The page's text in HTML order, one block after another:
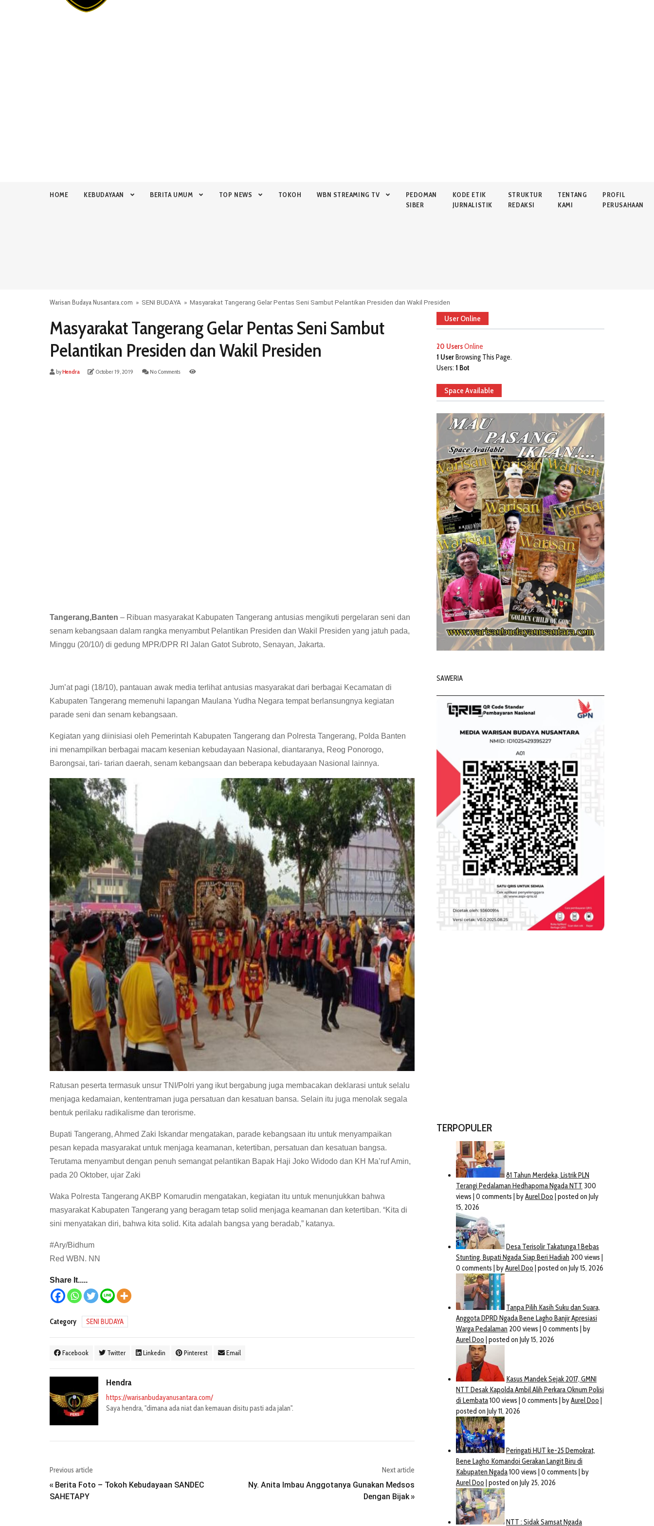
HOME KEBUDAYAAN BERITA UMUM TOP NEWS TOKOH WBN STREAMING TV
PEDOMAN
SIBER
KODE ETIK
JURNALISTIK
STRUKTUR
REDAKSI
TENTANG
KAMI
PROFIL
PERUSAHAAN
Warisan Budaya Nusantara.com » SENI BUDAYA » Masyarakat Tangerang Gelar Pentas Seni Sambut Pelantikan Presiden dan Wakil Presiden
Masyarakat Tangerang Gelar Pentas Seni Sambut
Pelantikan Presiden dan Wakil Presiden
byHendra October 19, 2019 No Comments
Tangerang,Banten – Ribuan masyarakat Kabupaten Tangerang antusias mengikuti pergelaran seni dan
senam kebangsaan dalam rangka menyambut Pelantikan Presiden dan Wakil Presiden yang jatuh pada,
Minggu (20/10/) di gedung MPR/DPR RI Jalan Gatot Subroto, Senayan, Jakarta.
Jum’at pagi (18/10), pantauan awak media terlihat antusias masyarakat dari berbagai Kecamatan di
Kabupaten Tangerang memenuhi lapangan Maulana Yudha Negara tempat berlansungnya kegiatan
parade seni dan senam kebangsaan.
Kegiatan yang diinisiasi oleh Pemerintah Kabupaten Tangerang dan Polresta Tangerang, Polda Banten
ini menampilkan berbagai macam kesenian kebudayaan Nasional, diantaranya, Reog Ponorogo,
Barongsai, tari- tarian daerah, senam kebangsaan dan beberapa kebudayaan Nasional lainnya.
Ratusan peserta termasuk unsur TNI/Polri yang ikut bergabung juga membacakan deklarasi untuk selalu
menjaga kedamaian, kententraman juga persatuan dan kesatuan bansa. Selain itu juga menolak segala
bentuk perilaku radikalisme dan terorisme.
Bupati Tangerang, Ahmed Zaki Iskandar mengatakan, parade kebangsaan itu untuk menyampaikan
pesan kepada masyarakat untuk menjaga keamanan, ketertiban, persatuan dan kesatuan bangsa.
Terutama menyambut dengan penuh semangat pelantikan Bapak Haji Joko Widodo dan KH Ma’ruf Amin,
pada 20 Oktober, ujar Zaki
Waka Polresta Tangerang AKBP Komarudin mengatakan, kegiatan itu untuk menunjukkan bahwa
masyarakat Kabupaten Tangerang yang beragam tetap solid menjaga keamanan dan ketertiban. “Kita di
sini menyatakan diri, bahwa kita solid. Kita adalah bangsa yang beradab,” katanya.
#Ary/Bidhum
Red WBN. NN
Share It.....
Category SENI BUDAYA
Facebook Twitter Linkedin Pinterest Email
Hendra
https://warisanbudayanusantara.com/
Saya hendra, "dimana ada niat dan kemauan disitu pasti ada jalan".
Previous article
« Berita Foto – Tokoh Kebudayaan SANDEC
SAHETAPY
Next article
Ny. Anita Imbau Anggotanya Gunakan Medsos
Dengan Bijak»
User Online
20 UsersOnline
1 UserBrowsing This Page.
Users: 1 Bot
Space Available
SAWERIA
TERPOPULER